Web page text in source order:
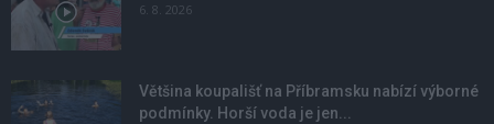
6. 8. 2026
Většina koupališť na Příbramsku nabízí výborné
podmínky. Horší voda je jen...